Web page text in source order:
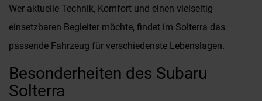
Wer aktuelle Technik, Komfort und einen vielseitig
einsetzbaren Begleiter möchte, findet im Solterra das
passende Fahrzeug für verschiedenste Lebenslagen.
Besonderheiten des Subaru
Solterra